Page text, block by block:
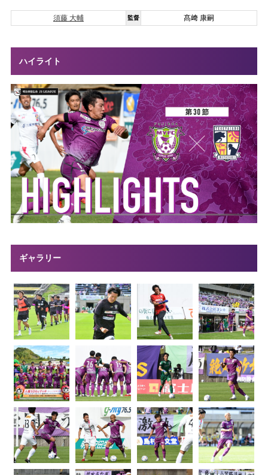
須藤 大輔 監督 髙﨑 康嗣
ハイライト
ギャラリー